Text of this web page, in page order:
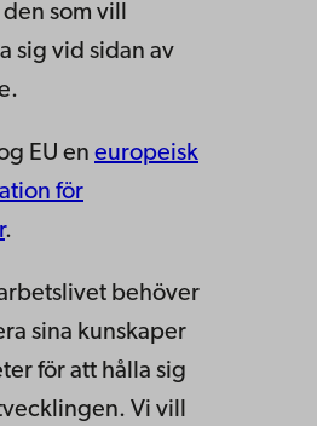
som vill
sig vid sidan av
EU en europeisk
för
.
behöver
sina kunskaper
för att hålla sig
Vi vill